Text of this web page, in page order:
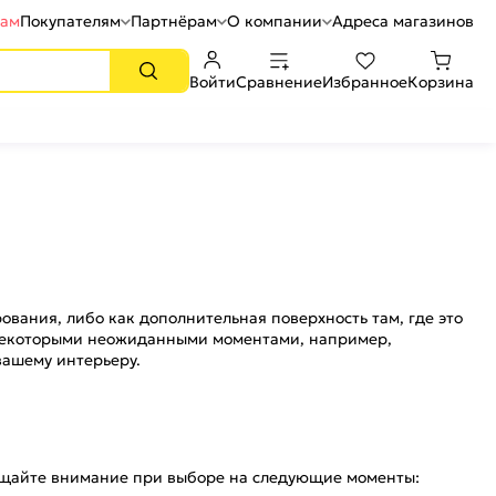
Покупателям Партнёрам О компании Адреса магазинов
ВойтиСравнениеИзбранноеКорзина
либо как дополнительная поверхность там, где это
неожиданными моментами, например,
интерьеру.
внимание при выборе на следующие моменты: